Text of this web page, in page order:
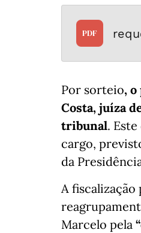
PDF
Por sorteio,
Costa, juíza
tribunal.
cargo,
da
A
Marcelo pela